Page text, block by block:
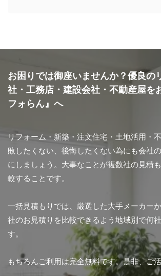
お困りでは御座いませんか？優良の
社・工務店・建設会社・不動産屋を
フォらん』へ
リフォーム・新築・注文住宅・土地活用・
敗したくない、後悔したくない為にも会社
にしましょう。大事なことが複数社の見積
較することです。
一括見積もりでは、厳選した大手メーカー
社のお見積りを比較できるよう地域別で何
す。
もちろんご利用は完全無料です。是非、ご